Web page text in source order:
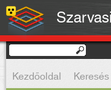
Kezdőoldal Keresés